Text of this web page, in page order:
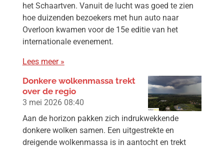
het Schaartven. Vanuit de lucht was goed te zien
hoe duizenden bezoekers met hun auto naar
Overloon kwamen voor de 15e editie van het
internationale evenement.
Lees meer »
Donkere wolkenmassa trekt
over de regio
3 mei 2026 08:40
Aan de horizon pakken zich indrukwekkende
donkere wolken samen. Een uitgestrekte en
dreigende wolkenmassa is in aantocht en trekt